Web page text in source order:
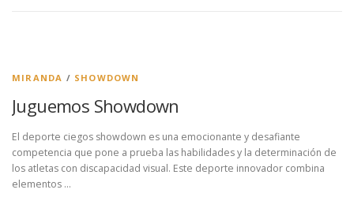
MIRANDA / SHOWDOWN
Juguemos Showdown
El deporte ciegos showdown es una emocionante y desafiante
competencia que pone a prueba las habilidades y la determinación de
los atletas con discapacidad visual. Este deporte innovador combina
elementos …